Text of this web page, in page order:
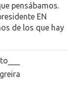
pensábamos.
EN
de los que hay